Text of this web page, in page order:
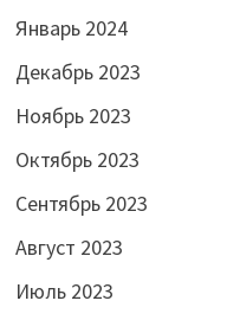
Январь 2024
Декабрь 2023
Ноябрь 2023
Октябрь 2023
Сентябрь 2023
Август 2023
Июль 2023